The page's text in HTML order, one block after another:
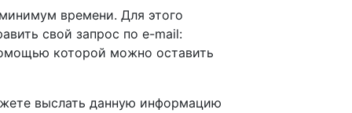
времени. Для этого
свой запрос по e-mail:
которой можно оставить
выслать данную информацию